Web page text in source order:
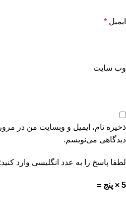
ایمیل *
وب‌ سایت
ذخیره نام، ایمیل و وبسایت من در
دیدگاهی می‌نویسم.
لطفا پاسخ را به عدد انگلیسی وارد کنید:
5 × پنج =